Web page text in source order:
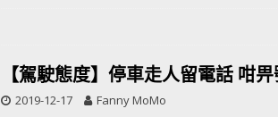
【駕駛態度】停車走人留電話 咁
2019-12-17 Fanny MoMo